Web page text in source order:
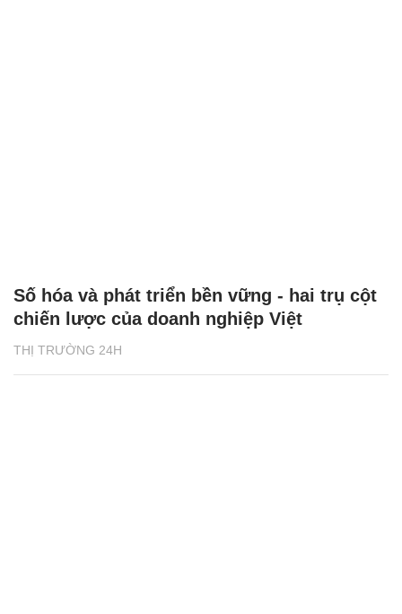
THỊ TRƯỜNG 24H
Số hóa và phát triển bền vững - hai trụ cột
chiến lược của doanh nghiệp Việt